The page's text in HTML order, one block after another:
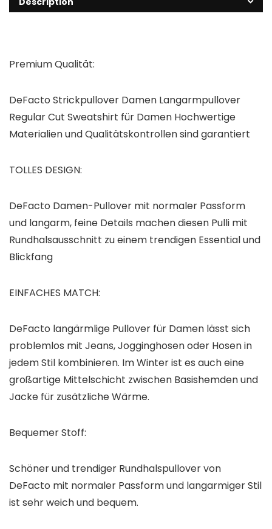
Premium Qualität:
DeFacto Strickpullover Damen Langarmpullover
Regular Cut Sweatshirt für Damen Hochwertige
Materialien und Qualitätskontrollen sind garantiert
TOLLES DESIGN:
DeFacto Damen-Pullover mit normaler Passform
und langarm, feine Details machen diesen Pulli mit
Rundhalsausschnitt zu einem trendigen Essential und
Blickfang
EINFACHES MATCH:
DeFacto langärmlige Pullover für Damen lässt sich
problemlos mit Jeans, Jogginghosen oder Hosen in
jedem Stil kombinieren. Im Winter ist es auch eine
großartige Mittelschicht zwischen Basishemden und
Jacke für zusätzliche Wärme.
Bequemer Stoff:
Schöner und trendiger Rundhalspullover von
DeFacto mit normaler Passform und langarmiger Stil
ist sehr weich und bequem.